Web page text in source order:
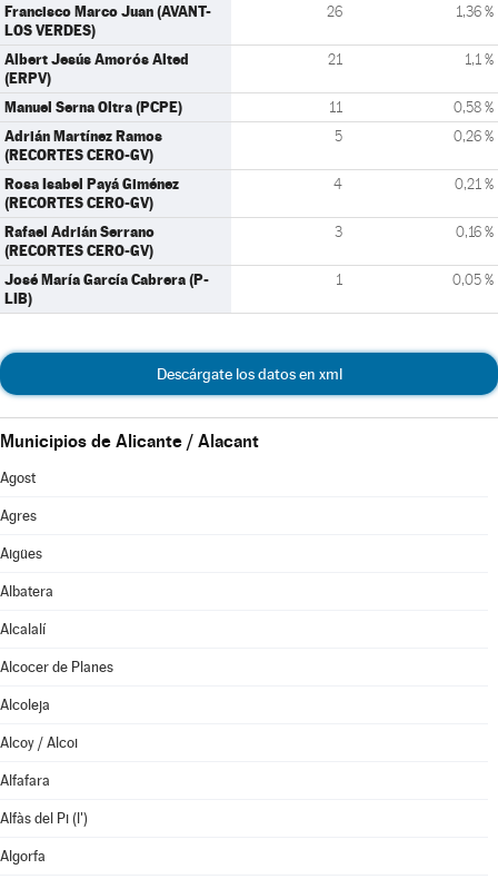
Francisco Marco Juan (AVANT-
LOS VERDES)
26 1,36 %
Albert Jesús Amorós Alted
(ERPV)
21 1,1 %
Manuel Serna Oltra (PCPE) 11 0,58 %
Adrián Martínez Ramos
(RECORTES CERO-GV)
5 0,26 %
Rosa Isabel Payá Giménez
(RECORTES CERO-GV)
4 0,21 %
Rafael Adrián Serrano
(RECORTES CERO-GV)
3 0,16 %
José María García Cabrera (P-
LIB)
1 0,05 %
Descárgate los datos en xml
Municipios de Alicante / Alacant
Agost
Agres
Aigües
Albatera
Alcalalí
Alcocer de Planes
Alcoleja
Alcoy / Alcoi
Alfafara
Alfàs del Pi (l')
Algorfa